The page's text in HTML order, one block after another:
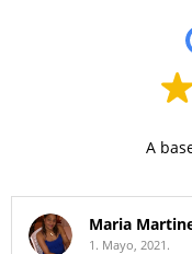
A
Maria
1. Mayo, 2021.